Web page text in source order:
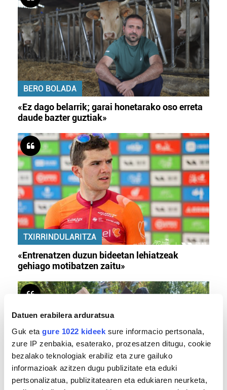
Datuen erabilera arduratsua
Guk eta gure 1022 kideek sure informacio pertsonala,
zure IP zenbakia, esaterako, prozesatzen ditugu, cookie
bezalako teknologiak erabiliz eta zure gailuko
informazioak azitzen dugu publizitate eta eduki
pertsonalizatua, publizitatearen eta edukiaren neurketa,
BERO BOLADA
«Ez dago belarrik; garai honetarako oso erreta
daude bazter guztiak»
TXIRRINDULARITZA
«Entrenatzen duzun bideetan lehiatzeak
gehiago motibatzen zaitu»
MEMORIA HISTORIKOA